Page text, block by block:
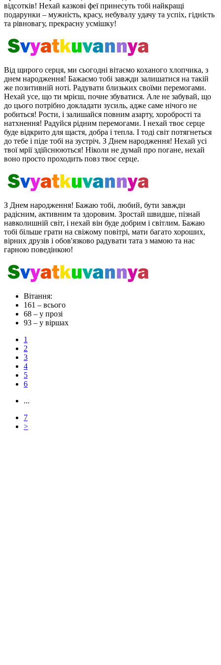
відсотків! Нехай казкові феї принесуть тобі найкращі
подарунки – мужність, красу, небувалу удачу та успіх, гідність
та рівновагу, прекрасну усмішку!
Від щирого серця, ми сьогодні вітаємо коханого хлопчика, з
днем ​​народження! Бажаємо тобі завжди залишатися на такій
же позитивній ноті. Радувати близьких своїми перемогами.
Нехай усе, що ти мрієш, почне збуватися. Але не забувай, що
до цього потрібно докладати зусиль, адже саме нічого не
робиться! Рости, і залишайся повним азарту, хоробрості та
натхнення! Радуйся рідним перемогами. І нехай твоє серце
буде відкрито для щастя, добра і тепла. І тоді світ потягнеться
до тебе і піде тобі на зустріч. З Днем народження! Нехай усі
твої мрії здійснюються! Ніколи не думай про погане, нехай
воно просто проходить повз твоє серце.
З Днем народження! Бажаю тобі, любий, бути завжди
радісним, активним та здоровим. Зростай швидше, пізнай
навколишній світ, і нехай він буде добрим і світлим. Бажаю
тобі більше грати на свіжому повітрі, мати багато хороших,
вірних друзів і обов'язково радувати тата з мамою та нас
гарною поведінкою!
Вітання:
161 – всього
68 – у прозі
93 – у віршах
1
2
3
4
5
6
...
7
>